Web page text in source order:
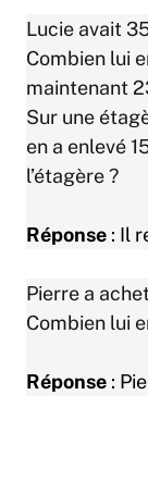
Lucie avait
Combien lui
maintenant
Sur une
en a enlevé
l’étagère ?
Réponse : Il
Pierre a
Combien lui
Réponse :